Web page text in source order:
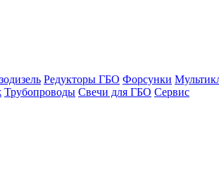
Редукторы ГБО Форсунки
Трубопроводы Свечи для ГБО Сервис